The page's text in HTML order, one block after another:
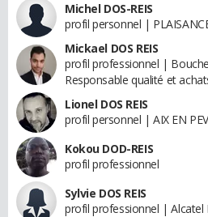
Michel DOS-REIS
profil personnel |
Mickael DOS REIS
profil professionnel |
Responsable qualité et
Lionel DOS REIS
profil personnel | AIX EN
Kokou DOD-REIS
profil professionnel
Sylvie DOS REIS
profil professionnel | Alcatel